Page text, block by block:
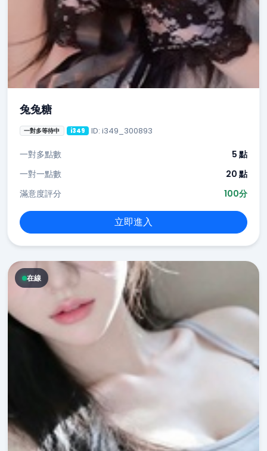
兔兔糖
一對多等待中 i349 ID: i349_300893
一對多點數
5 點
一對一點數
20 點
滿意度評分
100分
立即進入
在線